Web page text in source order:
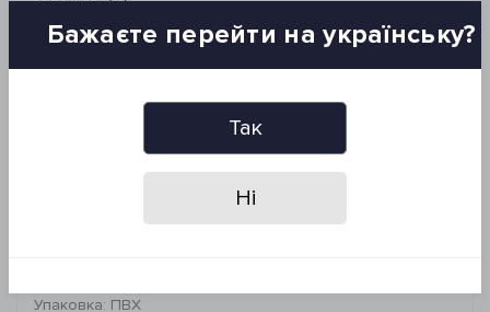
Состав: 100% хлопок, махра
Плотность: 800 г/м2
*Запрещено: отбеливать, гладить и сушить изделие в
Упаковка: ПВХ
Бажаєте перейти на українську?
Так
Ні